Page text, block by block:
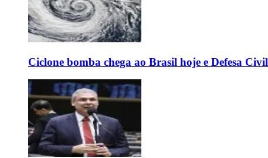
Ciclone bomba chega ao Brasil hoje e Defesa